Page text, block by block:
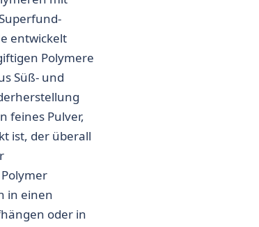
entwickelt
Polymere
Süß- und
feines Pulver,
ist, der überall
in einen
oder in